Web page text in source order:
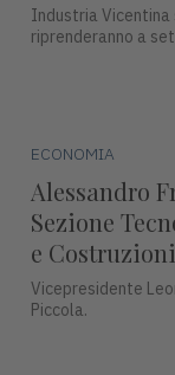
Industria Vicentina
riprenderanno a
ECONOMIA
Alessandro
Sezione
e Costruzioni
Vicepresidente
Piccola.